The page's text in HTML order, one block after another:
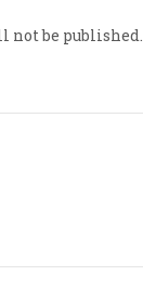
not be published.